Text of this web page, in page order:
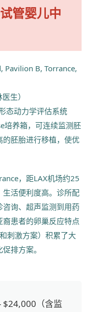
管婴儿中
Pavilion B, Torrance,
生）
态动力学评估系统
培养箱，可连续监测胚
胚胎进行移植，使优
，距LAX机场约25
活便利度高。诊所配
咨询、超声监测到用药
患者的卵巢反应特点
刺激方案）积累了大
排方案。
$24,000（含监